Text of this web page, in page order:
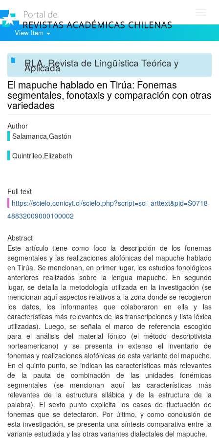
View Item
RLA. Revista de Lingüística Teórica y
Aplicada
El mapuche hablado en Tirúa: Fonemas
segmentales, fonotaxis y comparación con otras
variedades
Author
Salamanca,Gastón
Quintrileo,Elizabeth
Full text
https://scielo.conicyt.cl/scielo.php?script=sci_arttext&pid=S0718-
48832009000100002
Abstract
Este artículo tiene como foco la descripción de los fonemas
segmentales y las realizaciones alofónicas del mapuche hablado
en Tirúa. Se mencionan, en primer lugar, los estudios fonológicos
anteriores realizados sobre la lengua mapuche. En segundo
lugar, se detalla la metodología utilizada en la investigación (se
mencionan aquí aspectos relativos a la zona donde se recogieron
los datos, los informantes que colaboraron en ella y las
características más relevantes de las transcripciones y lista léxica
utilizadas). Luego, se señala el marco de referencia escogido
para el análisis del material fónico (el método descriptivista
norteamericano) y se presenta in extenso el inventario de
fonemas y realizaciones alofónicas de esta variante del mapuche.
En el quinto punto, se indican las características más relevantes
de la pauta de combinación de las unidades fonémicas
segmentales (se mencionan aquí las características más
relevantes de la estructura silábica y de la estructura de la
palabra). El sexto punto explicita los casos de fluctuación de
fonemas que se detectaron. Por último, y como conclusión de
esta investigación, se presenta una síntesis comparativa entre la
variante estudiada y las otras variantes dialectales del mapuche.